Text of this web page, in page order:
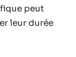
peut
leur durée